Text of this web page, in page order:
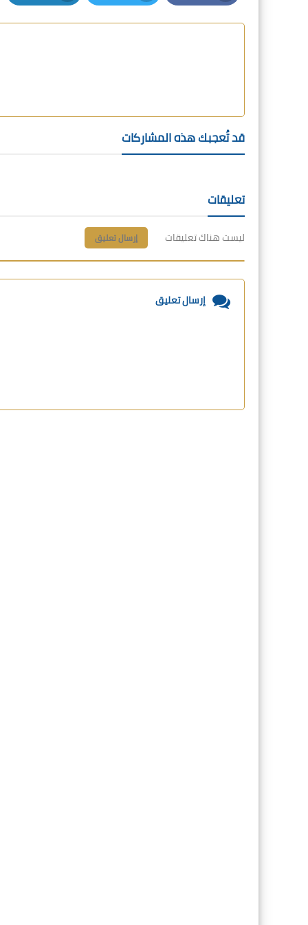
Facebook
Twitter
LinkedIn
قد تُعجبك هذه المشاركات
تعليقات
ليست هناك تعليقات إرسال تعليق
إرسال تعليق